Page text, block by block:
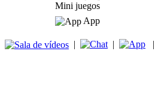
Mini juegos
App
| | |